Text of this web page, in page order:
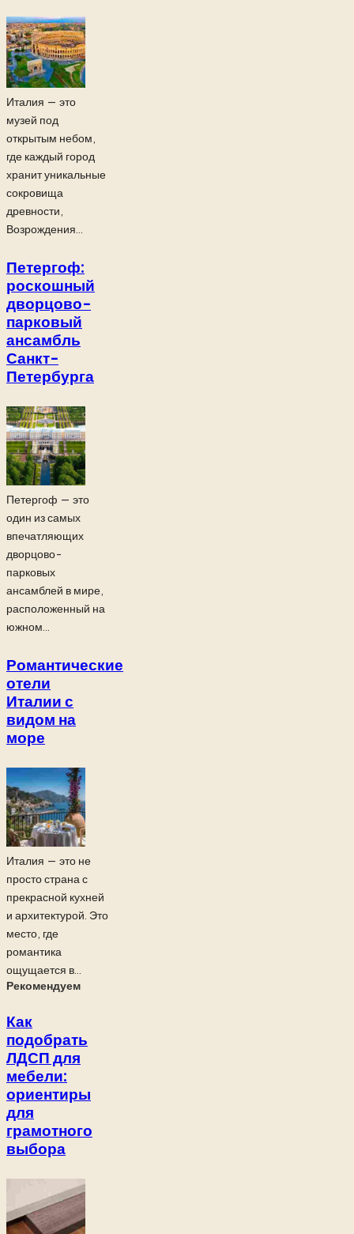
Италия — это
музей под
открытым небом,
где каждый город
хранит уникальные
сокровища
древности,
Возрождения...
Петергоф:
роскошный
дворцово-
парковый
ансамбль
Санкт-
Петербурга
Петергоф — это
один из самых
впечатляющих
дворцово-
парковых
ансамблей в мире,
расположенный на
южном...
Романтические
отели
Италии с
видом на
море
Италия — это не
просто страна с
прекрасной кухней
и архитектурой. Это
место, где
романтика
ощущается в...
Рекомендуем
Как
подобрать
ЛДСП для
мебели:
ориентиры
для
грамотного
выбора